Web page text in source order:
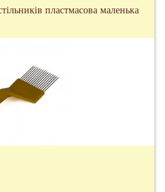
пластмасова маленька